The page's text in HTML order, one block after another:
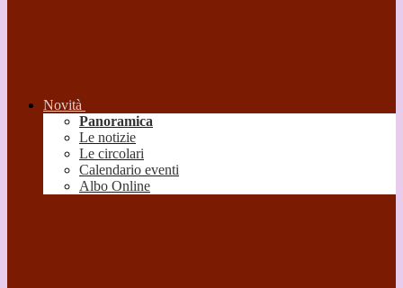
Novità
Panoramica
Le notizie
Le circolari
Calendario eventi
Albo Online